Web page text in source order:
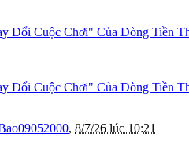
Đổi Cuộc Chơi" Của Dòng Tiền
Đổi Cuộc Chơi" Của Dòng Tiền
, 8/7/26 lúc 10:21